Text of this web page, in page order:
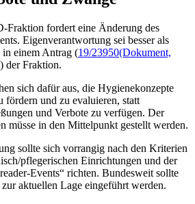
fordert eine Änderung des
Eigenverantwortung sei besser als
einem Antrag (19/23950(Dokument,
) der Fraktion.
sich dafür aus, die Hygienekonzepte
fördern und zu evaluieren, statt
und Verbote zu verfügen. Der
müsse in den Mittelpunkt gestellt werden.
sollte sich vorrangig nach den Kriterien
pflegerischen Einrichtungen und der
Events“ richten. Bundesweit sollte
aktuellen Lage eingeführt werden.